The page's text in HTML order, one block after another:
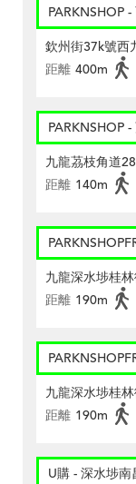
PARKNSHOP
欽州街37k號西
距離 400m
PARKNSHOP -
九龍茘枝角道
距離 140m
九龍深水埗桂
距離 190m
九龍深水埗桂
距離 190m
U購 - 深水埗南